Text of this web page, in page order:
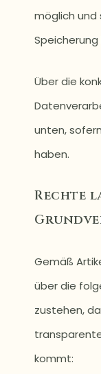
möglich und
Über die
unten,
haben.
Rechte
Gemäß
über die
zustehen,
kommt: